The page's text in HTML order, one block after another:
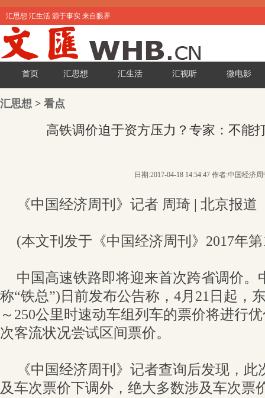
汇思想 汇生活 源于事实 来自眼界
首页 汇思想 汇生活 汇视听 微电影
汇思想 > 看点
高铁调价迫于资方压力？专家：不能
日期:2017-04-18 14:54:47 作者:中国经济
《中国经济周刊》记者 周琦 | 北京报道
(本文刊发于《中国经济周刊》2017年
中国高速铁路即将迎来首次跨省调价。
称“铁总”)日前发布公告称，4月21日起，
～250公里时速动车组列车的票价将进行
次客流状况尝试区间票价。
《中国经济周刊》记者查询后发现，
及车次票价下调外，绝大多数涉及车次票